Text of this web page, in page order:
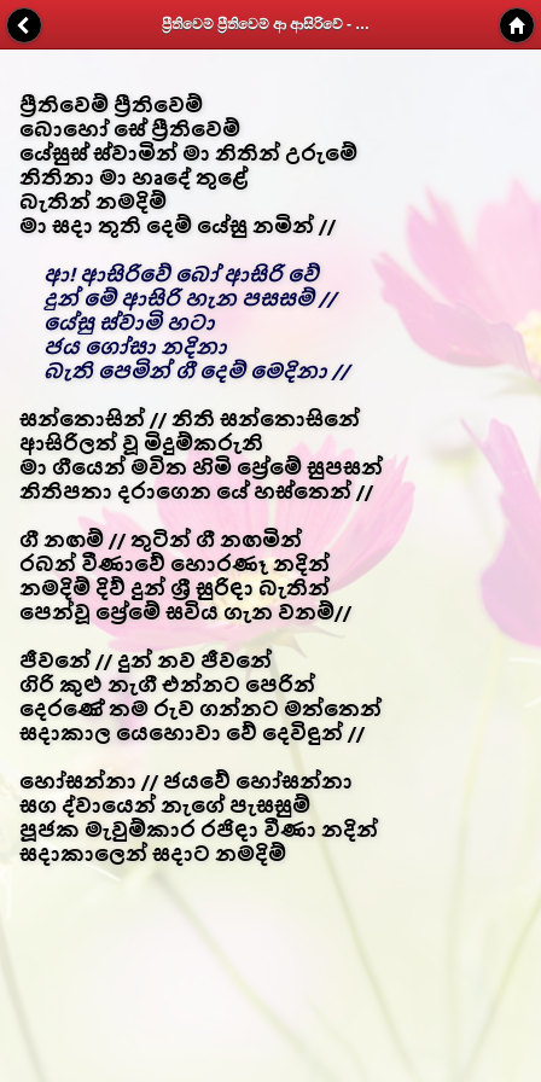
ප්‍රීතිවෙම් ප්‍රීතිවෙම් ආ ආසිරිවේ - Kithunu Gee Potha - Web v1.7
ප්‍රීතිවෙම් ප්‍රීතිවෙම්
බොහෝ සේ ප්‍රීතිවෙම්
යේසුස් ස්වාමින් මා නිතින් උරුමේ
නිතිනා මා හෘදේ තුළේ
බැතින් නමදිම්
මා සදා තුති දෙම් යේසු නමින් //
ආ! ආසිරිවේ බෝ ආසිරි වේ
දුන් මේ ආසිරි හැන පසසම් //
යේසු ස්වාමි හටා
ජය ගෝසා නදිනා
බැති පෙමින් ගී දෙම් මෙදිනා //
සන්තොසින් // නිති සන්තොසිනේ
ආසිරිලත් වූ මිදුම්කරුනි
මා ගීයෙන් මවිත හිමි ප්‍රේමේ සුපසන්
නිතිපතා දරාගෙන යේ හස්තෙන් //
ගී නඟම් // තුටින් ගී නඟමින්
රබන් වීණාවේ හොරණෑ නදින්
නමදිම් දිව් දුන් ශ්‍රී සුරිඳා බැතින්
පෙන්වූ ප්‍රේමේ සවිය ගැන වනම්//
ජීවනේ // දුන් නව ජීවනේ
ගිරි කුළු නැගී එන්නට පෙරින්
දෙරණේ තම රුව ගන්නට මත්තෙන්
සදාකාල යෙහොවා වේ දෙවිඳුන් //
හෝසන්නා // ජයවේ හෝසන්නා
සග ද්වායෙන් නැගේ පැසසුම්
පූජක මැවුම්කාර රජිඳා වීණා නදින්
සදාකාලෙන් සදාට නමදිම්